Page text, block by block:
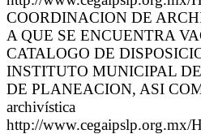
COORDINACION DE
A QUE SE ENCUENTRA
CATALOGO DE
INSTITUTO MUNICIPAL
DE PLANEACION, ASI
archivística
http://www.cegaipslp.org.mx/